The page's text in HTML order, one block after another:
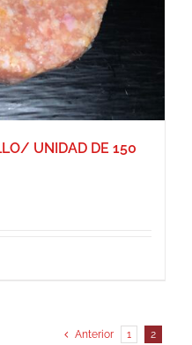
UNIDAD DE 150
Anterior 1 2